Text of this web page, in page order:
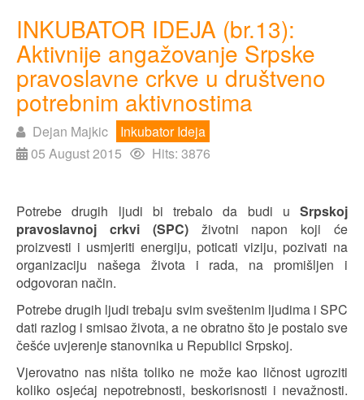
INKUBATOR IDEJA (br.13):
Aktivnije angažovanje Srpske
pravoslavne crkve u društveno
potrebnim aktivnostima
Dejan Majkic
Inkubator Ideja
05 August 2015
Hits: 3876
Potrebe drugih ljudi bi trebalo da budi u Srpskoj
pravoslavnoj crkvi (SPC)životni napon koji će
proizvesti i usmjeriti energiju, poticati viziju, pozivati na
organizaciju našega života i rada, na promišljen i
odgovoran način.
Potrebe drugih ljudi trebaju svim sveštenim ljudima i SPC
dati razlog i smisao života, a ne obratno što je postalo sve
češće uvjerenje stanovnika u Republici Srpskoj.
Vjerovatno nas ništa toliko ne može kao ličnost ugroziti
koliko osjećaj nepotrebnosti, beskorisnosti i nevažnosti.